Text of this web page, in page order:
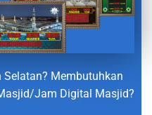
Membutuhkan
Jam Digital Masjid?